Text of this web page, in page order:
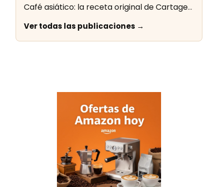
Café asiático: la receta original de Cartagena paso a paso
Ver todas las publicaciones →